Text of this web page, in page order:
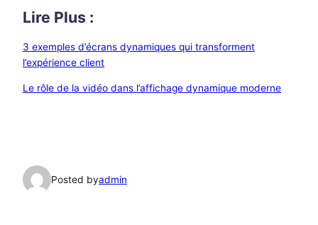
Lire Plus :
3 exemples d’écrans dynamiques qui transforment
l’expérience client
Le rôle de la vidéo dans l’affichage dynamique moderne
Posted byadmin